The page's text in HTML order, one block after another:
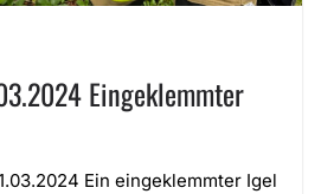
Eingeklemmter
Ein eingeklemmter Igel